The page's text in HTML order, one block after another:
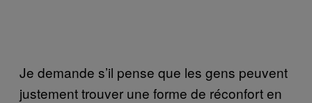
Je demande s’il pense que les gens peuvent
justement trouver une forme de réconfort en